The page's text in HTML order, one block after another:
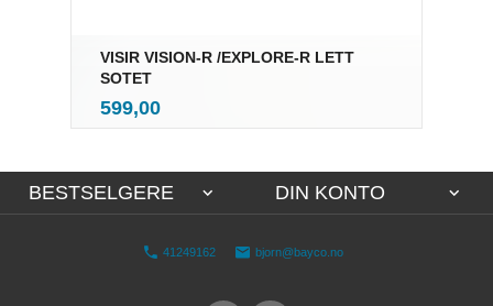
VISIR VISION-R /EXPLORE-R LETT
SOTET
Pris
599,00mva.
BESTSELGERE DIN KONTO
41249162 bjorn@bayco.no